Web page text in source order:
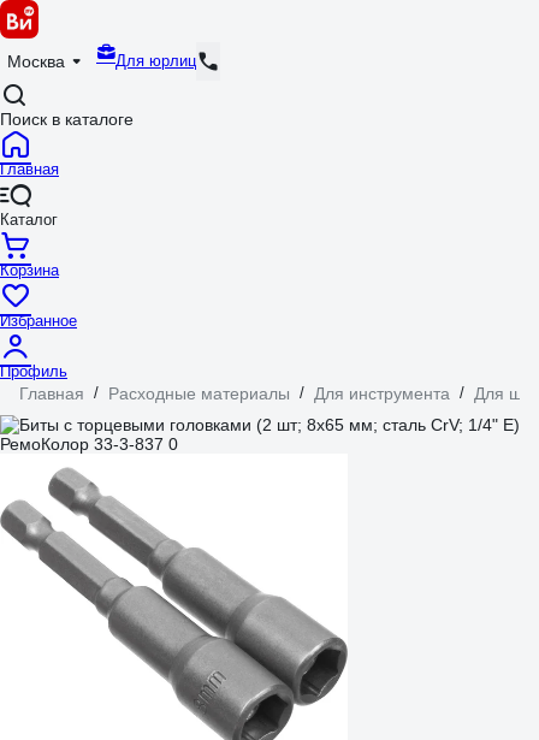
Москва Для юрлиц
Поиск в каталоге
Главная
Каталог
Корзина
Избранное
Профиль
Главная / Расходные материалы / Для инструмента / Для